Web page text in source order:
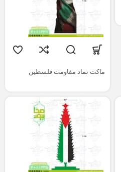
ماکت نماد مقاومت فلسطین